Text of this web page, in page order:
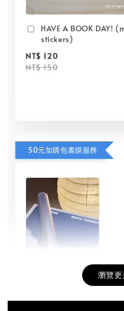
HAVE A BOOK DAY!
stickers)
NT$ 120
NT$ 150
50元加購包書膜服務
書本包膜服務
瀏覽更